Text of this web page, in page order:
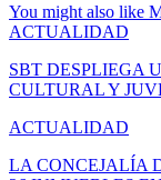
You might also like
ACTUALIDAD
SBT DESPLIEGA
CULTURAL Y
ACTUALIDAD
LA CONCEJALÍA